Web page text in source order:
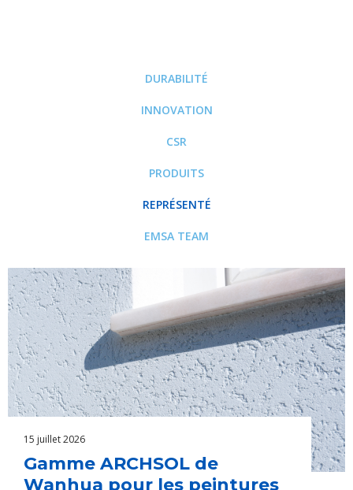
DURABILITÉ
INNOVATION
CSR
PRODUITS
REPRÉSENTÉ
EMSA TEAM
15 juillet 2026
Gamme ARCHSOL de
Wanhua pour les peintures